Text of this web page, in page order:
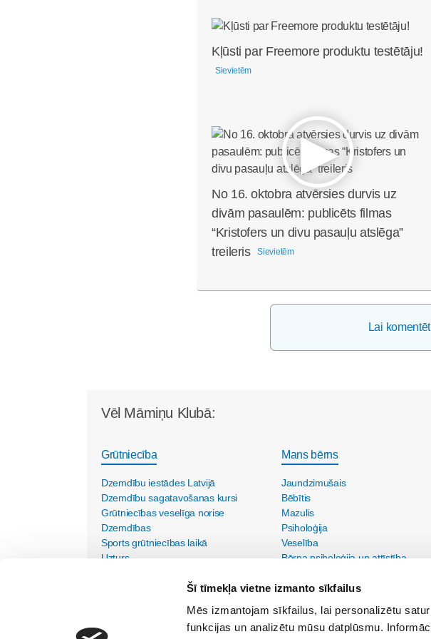
Šī tīmekļa vietne izmanto sīkfailus
Mēs izmantojam sīkfailus, lai personalizētu
funkcijas un analizētu mūsu datplūsmu.
Kļūsti par Freemore produktu testētāju!
Sievietēm
No 16. oktobra atvērsies durvis uz
divām pasaulēm: publicēts filmas
“Kristofers un divu pasauļu atslēga”
treileris
Sievietēm
Lai
Vēl Māmiņu Klubā:
Grūtniecība
Dzemdību iestādes Latvijā
Dzemdību sagatavošanas kursi
Grūtniecības veselīga norise
Dzemdības
Sports grūtniecības laikā
Uzturs
Mans bērns
Jaundzimušais
Bēbītis
Mazulis
Psiholoģija
Veselība
Bērna psiholoģija un attīstība